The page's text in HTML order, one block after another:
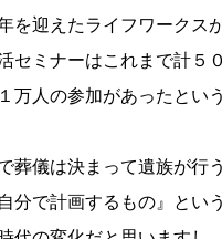
を迎えたライフワークス
セミナーはこれまで計５
万人の参加があったという
葬儀は決まって遺族が行
自分で計画するもの』とい